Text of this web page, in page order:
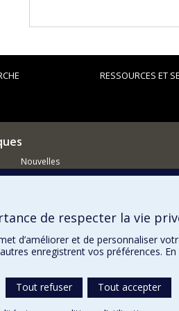
RESSOURCES ET
Nouvelles
de respecter la vie
d’améliorer et de personnaliser
enregistrent vos préférences.
Tout refuser
Tout accepter